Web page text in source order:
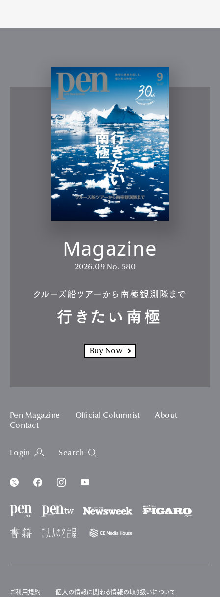
Magazine
2026.09 No. 580
クルーズ船ツアーから南極観測隊まで
行きたい南極
Buy Now
Pen Magazine Official Columnist
About
Contact
Login Search
ご利用規約 個人の情報に関わる情報の取り扱いについて